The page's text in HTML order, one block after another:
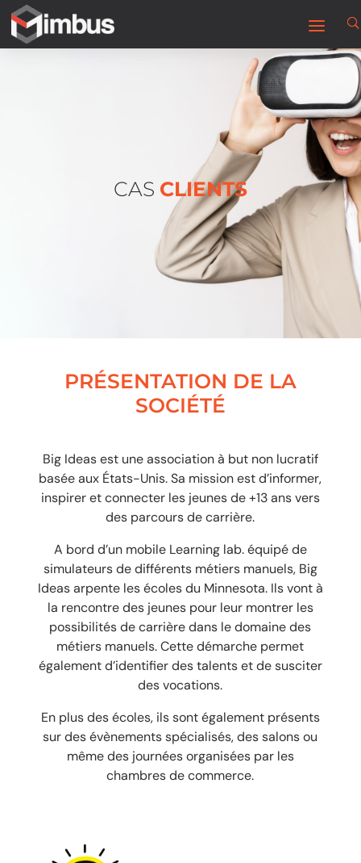
CAS CLIENTS
PRÉSENTATION DE LA
SOCIÉTÉ
Big Ideas est une association à but non lucratif
basée aux États-Unis. Sa mission est d’informer,
inspirer et connecter les jeunes de +13 ans vers
des parcours de carrière.
A bord d’un mobile Learning lab. équipé de
simulateurs de différents métiers manuels, Big
Ideas arpente les écoles du Minnesota. Ils vont à
la rencontre des jeunes pour leur montrer les
possibilités de carrière dans le domaine des
métiers manuels. Cette démarche permet
également d’identifier des talents et de susciter
des vocations.
En plus des écoles, ils sont également présents
sur des évènements spécialisés, des salons ou
même des journées organisées par les
chambres de commerce.